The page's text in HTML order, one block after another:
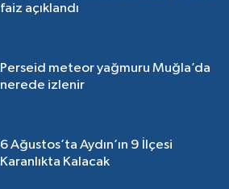
faiz açıklandı
Perseid meteor yağmuru Muğla’da
nerede izlenir
6 Ağustos’ta Aydın’ın 9 İlçesi
Karanlıkta Kalacak